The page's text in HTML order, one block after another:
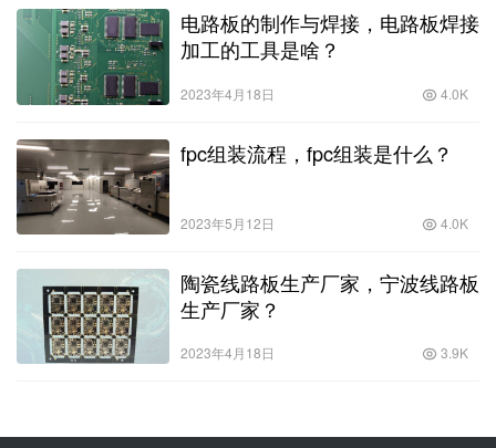
电路板的制作与焊接，电路板焊接
加工的工具是啥？
2023年4月18日 4.0K
fpc组装流程，fpc组装是什么？
2023年5月12日 4.0K
陶瓷线路板生产厂家，宁波线路板
生产厂家？
2023年4月18日 3.9K